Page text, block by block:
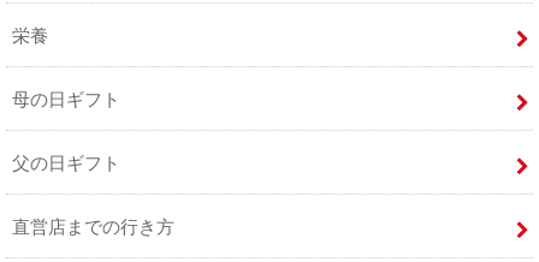
栄養
母の日ギフト
父の日ギフト
直営店までの行き方